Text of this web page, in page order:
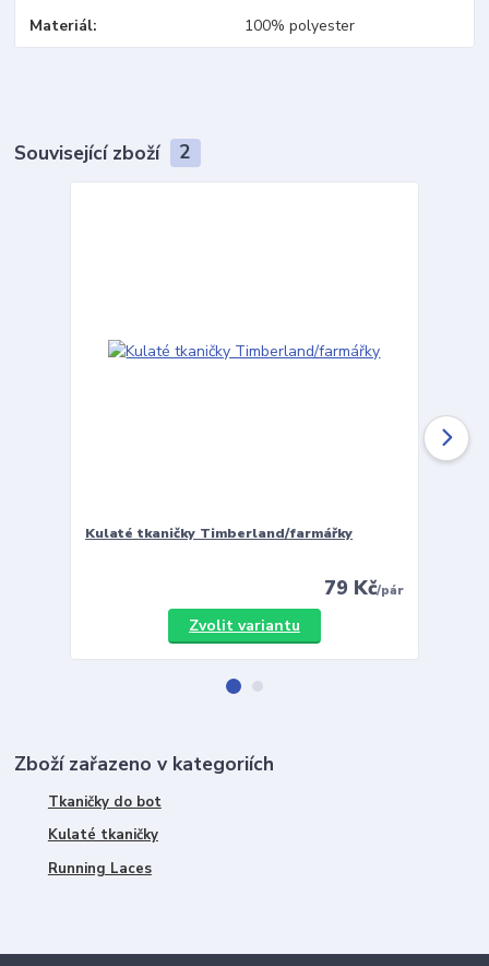
Materiál 100% polyester
Související zboží 2
Kulaté tkaničky Timberland/farmářky
79 Kč/pár
Zvolit variantu
Zboží zařazeno v kategoriích
Tkaničky do bot
Kulaté tkaničky
Running Laces